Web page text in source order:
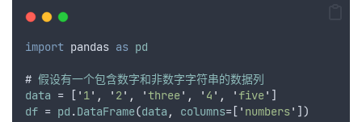
import pandas as pd
# 假设有一个包含数字和非数字字符串的数据列
data = [ ' 1' , ' 2' , 'three' , ' 4 ' , ' five' ]
df = pd .DataFrame(data , columns=[ ' numbers' ])